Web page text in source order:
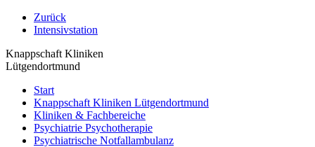
Zurück
Intensivstation
Knappschaft Kliniken
Lütgendortmund
Start
Knappschaft Kliniken Lütgendortmund
Kliniken & Fachbereiche
Psychiatrie Psychotherapie
Psychiatrische Notfallambulanz